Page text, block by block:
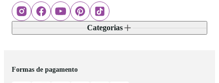
Categorias
Formas de pagamento